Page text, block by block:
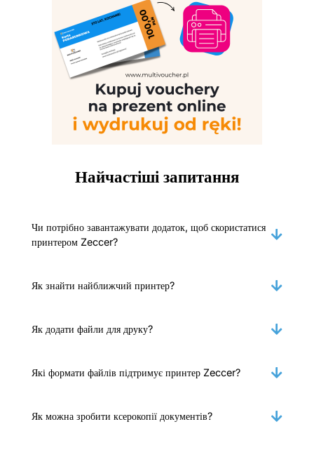
Найчастіші запитання
Чи потрібно завантажувати додаток, щоб скористатися
принтером Zeccer?
Як знайти найближчий принтер?
Як додати файли для друку?
Які формати файлів підтримує принтер Zeccer?
Як можна зробити ксерокопії документів?